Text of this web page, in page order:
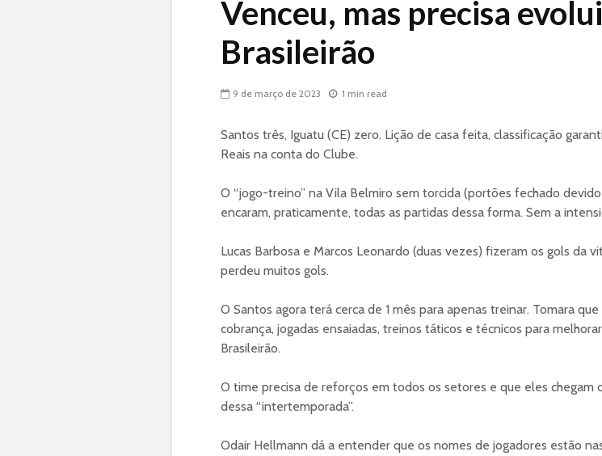
Venceu, mas precisa
Brasileirão
9 de março de 2023 1 min read
Santos três, Iguatu (CE) zero. Lição de casa feita, classificação
Reais na conta do Clube.
O “jogo-treino” na Vila Belmiro sem torcida (portões fechado
encaram, praticamente, todas as partidas dessa forma. Sem a
Lucas Barbosa e Marcos Leonardo (duas vezes) fizeram os gols da
perdeu muitos gols.
O Santos agora terá cerca de 1 mês para apenas treinar. Tomara
cobrança, jogadas ensaiadas, treinos táticos e técnicos para
Brasileirão.
O time precisa de reforços em todos os setores e que eles chegam
dessa “intertemporada”.
Odair Hellmann dá a entender que os nomes de jogadores estão